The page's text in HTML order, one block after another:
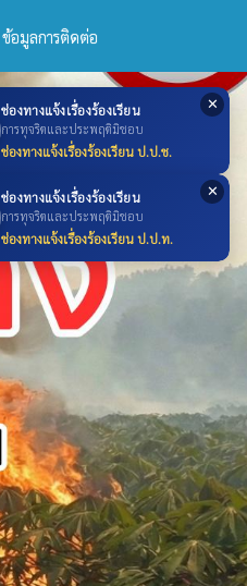
✕
ช่องทางแจ้งเรื่องร้องเรียน
การทุจริตและประพฤติมิชอบ
ช่องทางแจ้งเรื่องร้องเรียน ป.ป.ช.
✕
ช่องทางแจ้งเรื่องร้องเรียน
การทุจริตและประพฤติมิชอบ
ช่องทางแจ้งเรื่องร้องเรียน ป.ป.ท.
ข้อมูลการติดต่อ